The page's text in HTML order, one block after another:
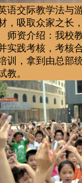
语交际教学法与
，吸取众家之长
资介绍：我校教
实践考核，考核
训，拿到由总部
教。